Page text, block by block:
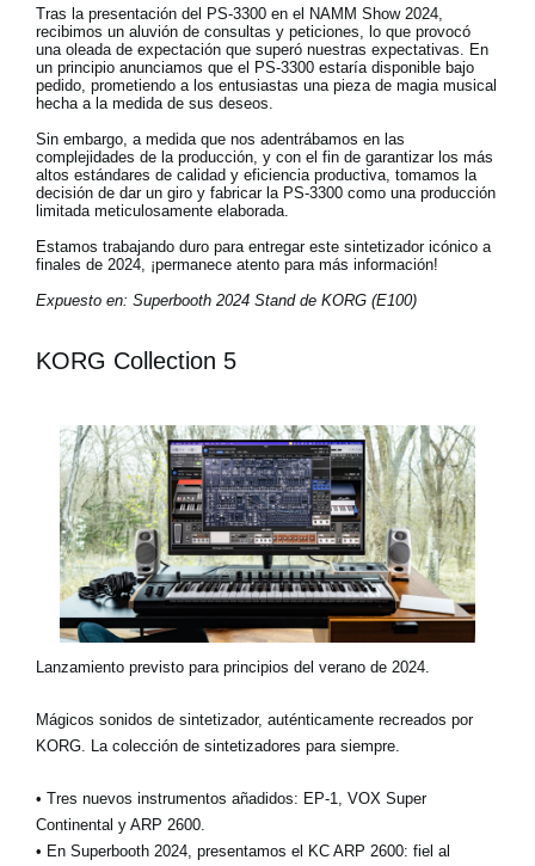
Tras la presentación del PS-3300 en el NAMM Show 2024,
recibimos un aluvión de consultas y peticiones, lo que provocó
una oleada de expectación que superó nuestras expectativas. En
un principio anunciamos que el PS-3300 estaría disponible bajo
pedido, prometiendo a los entusiastas una pieza de magia musical
hecha a la medida de sus deseos.
Sin embargo, a medida que nos adentrábamos en las
complejidades de la producción, y con el fin de garantizar los más
altos estándares de calidad y eficiencia productiva, tomamos la
decisión de dar un giro y fabricar la PS-3300 como una producción
limitada meticulosamente elaborada.
Estamos trabajando duro para entregar este sintetizador icónico a
finales de 2024, ¡permanece atento para más información!
Expuesto en: Superbooth 2024 Stand de KORG (E100)
KORG Collection 5
Lanzamiento previsto para principios del verano de 2024.
Mágicos sonidos de sintetizador, auténticamente recreados por
KORG. La colección de sintetizadores para siempre.
• Tres nuevos instrumentos añadidos: EP-1, VOX Super
Continental y ARP 2600.
• En Superbooth 2024, presentamos el KC ARP 2600: fiel al